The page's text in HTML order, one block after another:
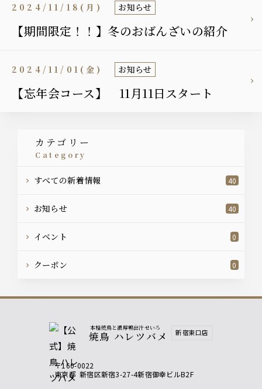
【期間限定！！】冬のおばんざいの紹介
2024/11/18(月) お知らせ
【忘年会コース】 11月11日スタート
2024/11/01(金) お知らせ
カテゴリー
category
すべての新着情報 40
お知らせ 40
イベント 0
クーポン 0
本格焼鳥と濃厚鴨出汁せいろ
焼鳥 ハレツバメ 新宿東口店
〒160-0022
東京都 新宿区新宿3-27-4新宿御幸ビルB2F